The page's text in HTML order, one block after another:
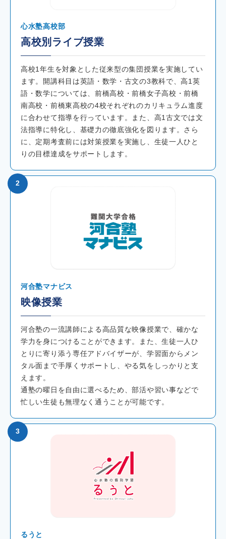
心水塾高校部
高校別ライブ授業
高校1年生を対象とした従来型の集団授業を実施してい
ます。開講科目は英語・数学・古文の3教科で、高1英
語・数学については、前橋高校・前橋女子高校・前橋
南高校・前橋東高校の4校それぞれのカリキュラム進度
に合わせて指導を行っています。また、高1古文では文
法指導に特化し、基礎力の徹底強化を図ります。さら
に、定期考査前には対策授業を実施し、生徒一人ひと
りの目標達成をサポートします。
2
河合塾マナビス
映像授業
河合塾の一流講師による高品質な映像授業で、確かな
学力を身につけることができます。また、生徒一人ひ
とりに寄り添う専任アドバイザーが、学習面からメン
タル面まで手厚くサポートし、やる気をしっかりと支
えます。
通塾の曜日を自由に選べるため、部活や習い事などで
忙しい生徒も無理なく通うことが可能です。
3
るうと